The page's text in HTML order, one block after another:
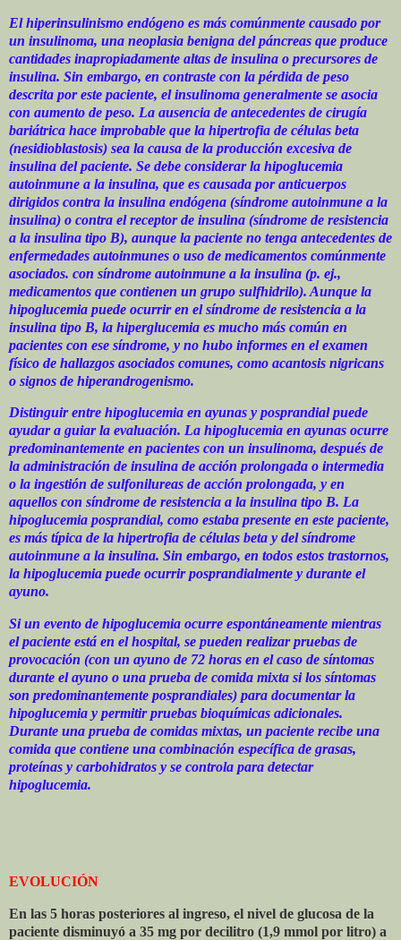
El hiperinsulinismo endógeno es más comúnmente causado por
un insulinoma, una neoplasia benigna del páncreas que produce
cantidades inapropiadamente altas de insulina o precursores de
insulina. Sin embargo, en contraste con la pérdida de peso
descrita por este paciente, el insulinoma generalmente se asocia
con aumento de peso. La ausencia de antecedentes de cirugía
bariátrica hace improbable que la hipertrofia de células beta
(nesidioblastosis) sea la causa de la producción excesiva de
insulina del paciente. Se debe considerar la hipoglucemia
autoinmune a la insulina, que es causada por anticuerpos
dirigidos contra la insulina endógena (síndrome autoinmune a la
insulina) o contra el receptor de insulina (síndrome de resistencia
a la insulina tipo B), aunque la paciente no tenga antecedentes de
enfermedades autoinmunes o uso de medicamentos comúnmente
asociados. con síndrome autoinmune a la insulina (p. ej.,
medicamentos que contienen un grupo sulfhidrilo). Aunque la
hipoglucemia puede ocurrir en el síndrome de resistencia a la
insulina tipo B, la hiperglucemia es mucho más común en
pacientes con ese síndrome, y no hubo informes en el examen
físico de hallazgos asociados comunes, como acantosis nigricans
o signos de hiperandrogenismo.
Distinguir entre hipoglucemia en ayunas y posprandial puede
ayudar a guiar la evaluación. La hipoglucemia en ayunas ocurre
predominantemente en pacientes con un insulinoma, después de
la administración de insulina de acción prolongada o intermedia
o la ingestión de sulfonilureas de acción prolongada, y en
aquellos con síndrome de resistencia a la insulina tipo B. La
hipoglucemia posprandial, como estaba presente en este paciente,
es más típica de la hipertrofia de células beta y del síndrome
autoinmune a la insulina. Sin embargo, en todos estos trastornos,
la hipoglucemia puede ocurrir posprandialmente y durante el
ayuno.
Si un evento de hipoglucemia ocurre espontáneamente mientras
el paciente está en el hospital, se pueden realizar pruebas de
provocación (con un ayuno de 72 horas en el caso de síntomas
durante el ayuno o una prueba de comida mixta si los síntomas
son predominantemente posprandiales) para documentar la
hipoglucemia y permitir pruebas bioquímicas adicionales.
Durante una prueba de comidas mixtas, un paciente recibe una
comida que contiene una combinación específica de grasas,
proteínas y carbohidratos y se controla para detectar
hipoglucemia.
EVOLUCIÓN
En las 5 horas posteriores al ingreso, el nivel de glucosa de la
paciente disminuyó a 35 mg por decilitro (1,9 mmol por litro) a